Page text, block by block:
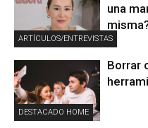
ARTÍCULOS/ENTREVISTAS
una
DESTACADO HOME
Borrar